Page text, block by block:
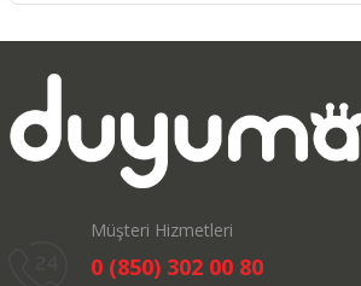
Müşteri Hizmetleri
0 (850) 302 00 80